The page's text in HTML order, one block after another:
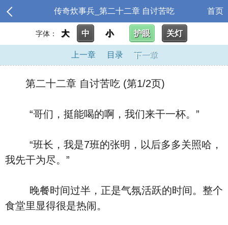
传奇炊事兵_第二十二章 自讨苦吃 首页
字体： 大 中 小 护眼 关灯
上一章 目录 下一章
第二十二章 自讨苦吃 (第1/2页)
“哥们，挺能喝的啊，我们来干一杯。”
“班长，我是7班的张明，以后多多关照哈，
我先干为尽。”
晚餐时间过半，正是气氛活跃的时间。整个
食堂里显得很是热闹。